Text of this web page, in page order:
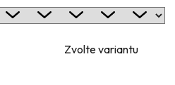
Zvolte variantu